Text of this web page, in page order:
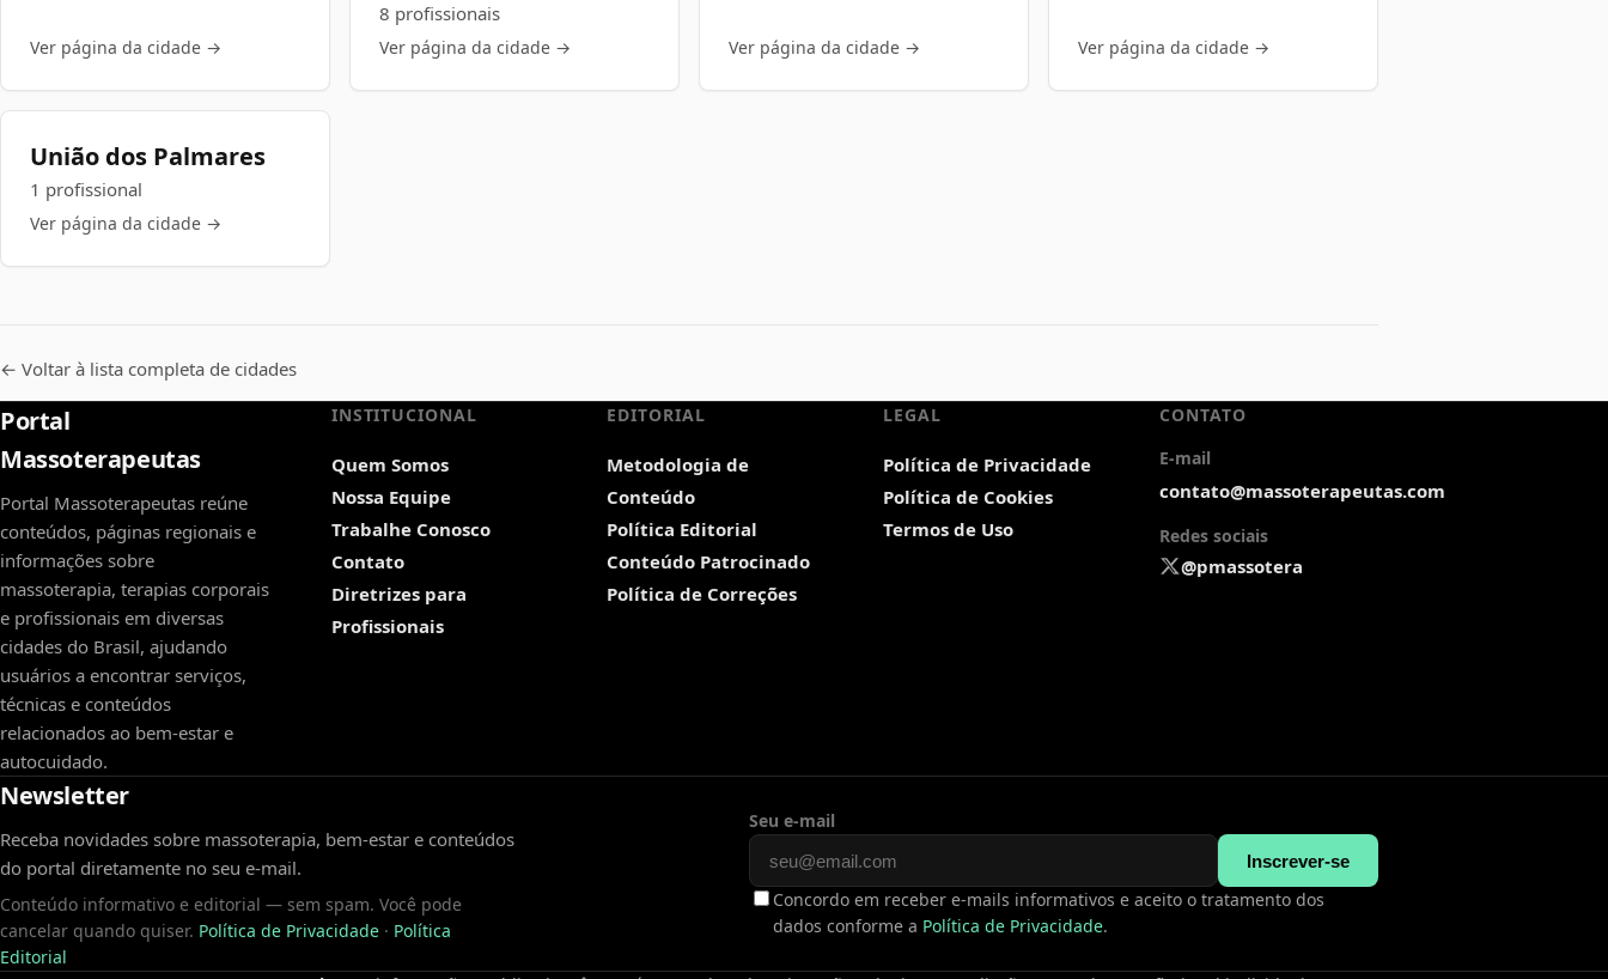
Ver página da cidade →
8 profissionais
Ver página da cidade → Ver página da cidade → Ver página da cidade →
União dos Palmares
1 profissional
Ver página da cidade →
← Voltar à lista completa de cidades
Portal
Massoterapeutas
Portal Massoterapeutas reúne
conteúdos, páginas regionais e
informações sobre
massoterapia, terapias corporais
e profissionais em diversas
cidades do Brasil, ajudando
usuários a encontrar serviços,
técnicas e conteúdos
relacionados ao bem-estar e
autocuidado.
INSTITUCIONAL
Quem Somos
Nossa Equipe
Trabalhe Conosco
Contato
Diretrizes para
Profissionais
EDITORIAL
Metodologia de
Conteúdo
Política Editorial
Conteúdo Patrocinado
Política de Correções
LEGAL
Política de Privacidade
Política de Cookies
Termos de Uso
CONTATO
E-mail
contato@massoterapeutas.com
Redes sociais
@pmassotera
Newsletter
Receba novidades sobre massoterapia, bem-estar e conteúdos
do portal diretamente no seu e-mail.
Conteúdo informativo e editorial — sem spam. Você pode
cancelar quando quiser. Política de Privacidade · Política
Editorial
Seu e-mail
Inscrever-se
Concordo em receber e-mails informativos e aceito o tratamento dos
dados conforme a Política de Privacidade.